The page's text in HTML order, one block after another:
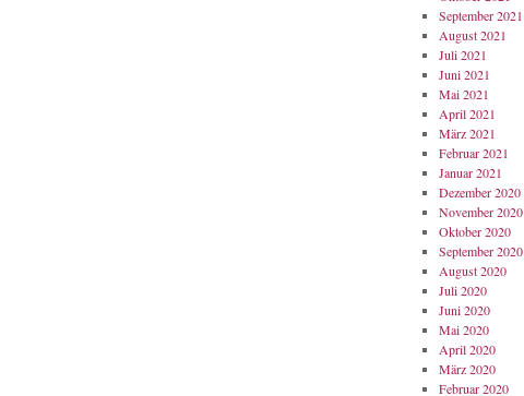
September 2021
August 2021
Juli 2021
Juni 2021
Mai 2021
April 2021
März 2021
Februar 2021
Januar 2021
Dezember 2020
November 2020
Oktober 2020
September 2020
August 2020
Juli 2020
Juni 2020
Mai 2020
April 2020
März 2020
Februar 2020